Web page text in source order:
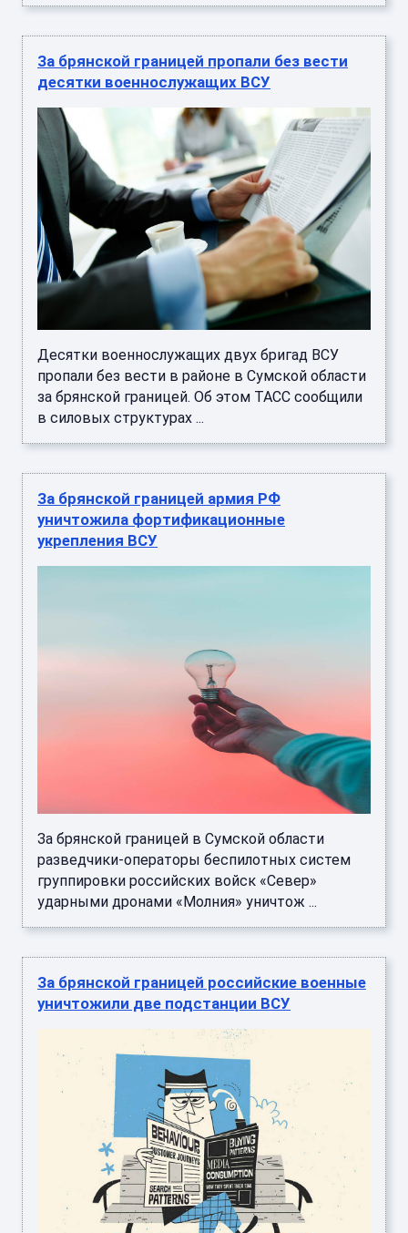
За брянской границей пропали без вести
десятки военнослужащих ВСУ
Десятки военнослужащих двух бригад ВСУ
пропали без вести в районе в Сумской области
за брянской границей. Об этом ТАСС сообщили
в силовых структурах ...
За брянской границей армия РФ
уничтожила фортификационные
укрепления ВСУ
За брянской границей в Сумской области
разведчики-операторы беспилотных систем
группировки российских войск «Север»
ударными дронами «Молния» уничтож ...
За брянской границей российские военные
уничтожили две подстанции ВСУ